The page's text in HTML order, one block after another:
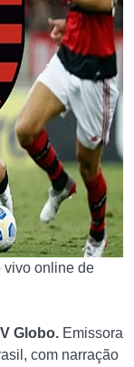
vivo online de
Globo. Emissora
com narração